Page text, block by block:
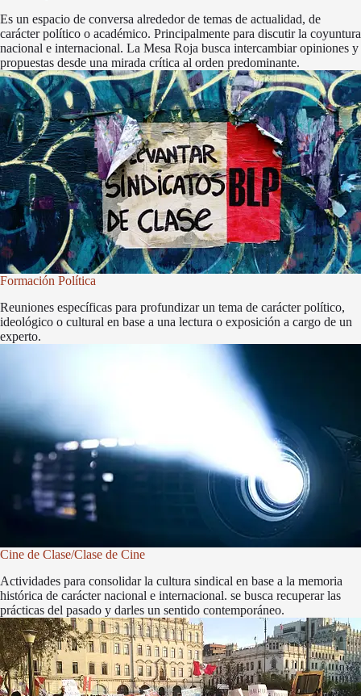
Es un espacio de conversa alrededor de temas de actualidad, de
carácter político o académico. Principalmente para discutir la coyuntura
nacional e internacional. La Mesa Roja busca intercambiar opiniones y
propuestas desde una mirada crítica al orden predominante.
Formación Política
Reuniones específicas para profundizar un tema de carácter político,
ideológico o cultural en base a una lectura o exposición a cargo de un
experto.
Cine de Clase/Clase de Cine
Actividades para consolidar la cultura sindical en base a la memoria
histórica de carácter nacional e internacional. se busca recuperar las
prácticas del pasado y darles un sentido contemporáneo.